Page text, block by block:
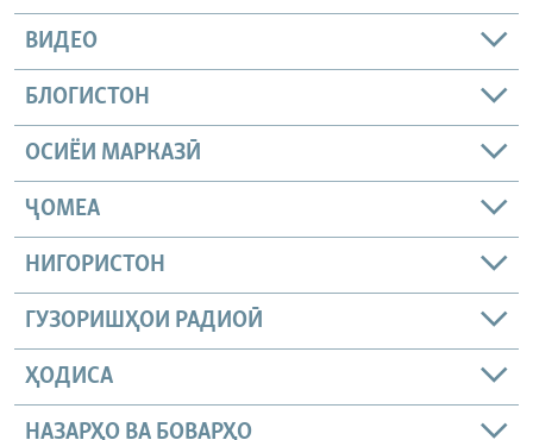
ВИДЕО
БЛОГИСТОН
ОСИЁИ МАРКАЗӢ
ҶОМEА
НИГОРИСТОН
ГУЗОРИШҲОИ РАДИОӢ
ҲОДИСА
НАЗАРҲО ВА БОВАРҲО